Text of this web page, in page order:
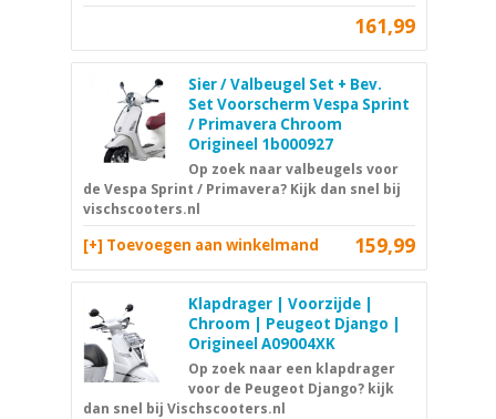
161,99
Sier / Valbeugel Set + Bev.
Set Voorscherm Vespa Sprint
/ Primavera Chroom
Origineel 1b000927
Op zoek naar valbeugels voor
de Vespa Sprint / Primavera? Kijk dan snel bij
vischscooters.nl
159,99
[+] Toevoegen aan winkelmand
Klapdrager | Voorzijde |
Chroom | Peugeot Django |
Origineel A09004XK
Op zoek naar een klapdrager
voor de Peugeot Django? kijk
dan snel bij Vischscooters.nl